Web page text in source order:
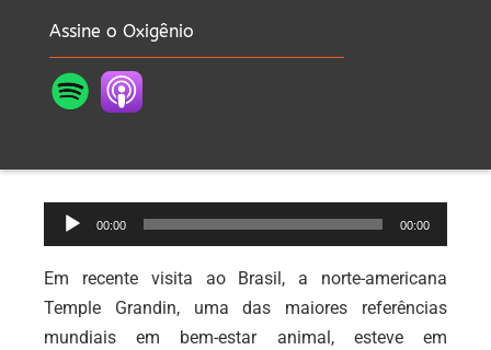
Assine o Oxigênio
Tocador
de
áudio
00:00 00:00
Em recente visita ao Brasil, a norte-americana
Temple Grandin, uma das maiores referências
mundiais em bem-estar animal, esteve em